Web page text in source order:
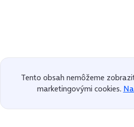
Tento obsah nemôžeme
marketingovými cookies.